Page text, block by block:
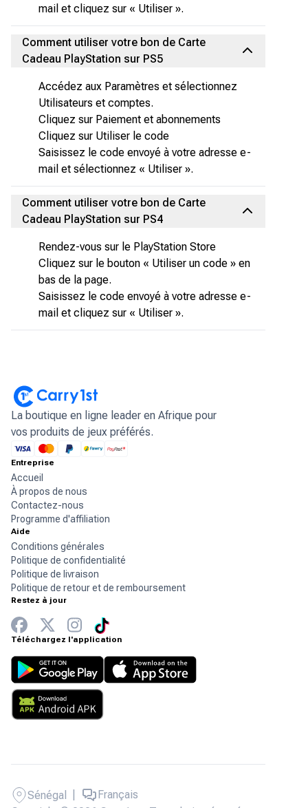
mail et cliquez sur « Utiliser ».
Comment utiliser votre bon de Carte
Cadeau PlayStation sur PS5
Accédez aux Paramètres et sélectionnez
Utilisateurs et comptes.
Cliquez sur Paiement et abonnements
Cliquez sur Utiliser le code
Saisissez le code envoyé à votre adresse e-
mail et sélectionnez « Utiliser ».
Comment utiliser votre bon de Carte
Cadeau PlayStation sur PS4
Rendez-vous sur le PlayStation Store
Cliquez sur le bouton « Utiliser un code » en
bas de la page.
Saisissez le code envoyé à votre adresse e-
mail et cliquez sur « Utiliser ».
La boutique en ligne leader en Afrique pour
vos produits de jeux préférés.
Entreprise
Accueil
À propos de nous
Contactez-nous
Programme d'affiliation
Aide
Conditions générales
Politique de confidentialité
Politique de livraison
Politique de retour et de remboursement
Restez à jour
Téléchargez l'application
Sénégal Français